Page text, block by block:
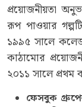
প্রয়োজনীয়তা
রূপ পাওয়ার
১৯৯৫ সালে কলেজ
কাঠামোর
২০১১ সালে প্রথম
ফেসবুক